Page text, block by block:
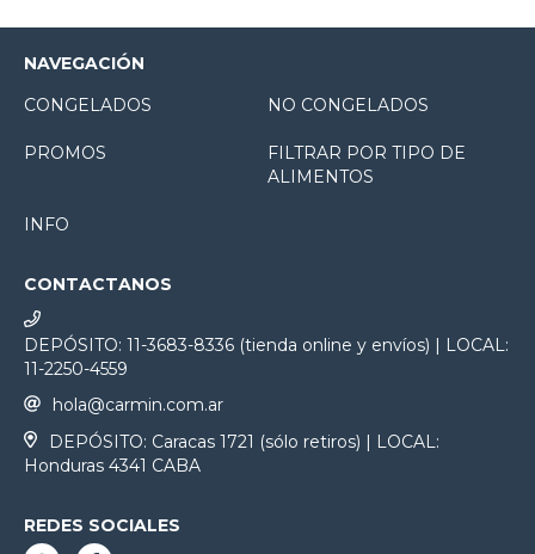
NAVEGACIÓN
CONGELADOS
NO CONGELADOS
PROMOS
FILTRAR POR TIPO DE
ALIMENTOS
INFO
CONTACTANOS
DEPÓSITO: 11-3683-8336 (tienda online y envíos) | LOCAL:
11-2250-4559
hola@carmin.com.ar
DEPÓSITO: Caracas 1721 (sólo retiros) | LOCAL:
Honduras 4341 CABA
REDES SOCIALES